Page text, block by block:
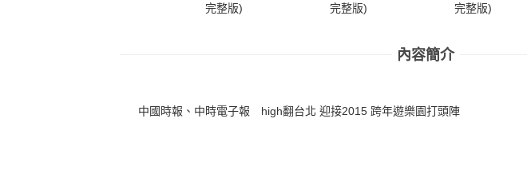
完整版)
完整版)
完整版)
內容簡介
中國時報、中時電子報 high翻台北 迎接2015 跨年遊樂園打頭陣